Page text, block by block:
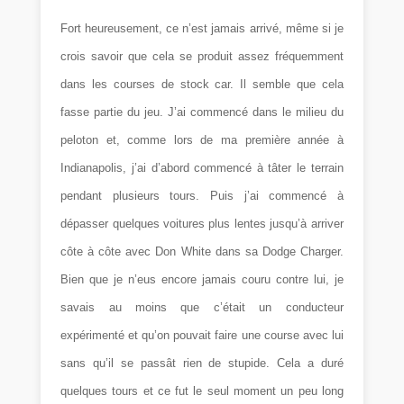
Fort heureusement, ce n’est jamais arrivé, même si je
crois savoir que cela se produit assez fréquemment
dans les courses de stock car. Il semble que cela
fasse partie du jeu. J’ai commencé dans le milieu du
peloton et, comme lors de ma première année à
Indianapolis, j’ai d’abord commencé à tâter le terrain
pendant plusieurs tours. Puis j’ai commencé à
dépasser quelques voitures plus lentes jusqu’à arriver
côte à côte avec Don White dans sa Dodge Charger.
Bien que je n’eus encore jamais couru contre lui, je
savais au moins que c’était un conducteur
expérimenté et qu’on pouvait faire une course avec lui
sans qu’il se passât rien de stupide. Cela a duré
quelques tours et ce fut le seul moment un peu long